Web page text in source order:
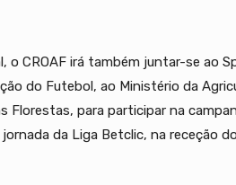
o CROAF irá também juntar-se ao
do Futebol, ao Ministério da
para participar na
da Liga Betclic, na receção